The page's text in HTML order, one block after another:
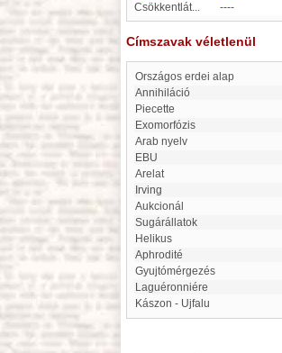
Csökkentlát...
----
Címszavak véletlenül
Országos erdei alap
annihiláció
Piecette
exomorfózis
Arab nyelv
EBU
Arelat
Irving
aukcionál
Sugárállatok
Helikus
Aphrodité
Gyujtómérgezés
Laguéronniére
Kászon - Ujfalu